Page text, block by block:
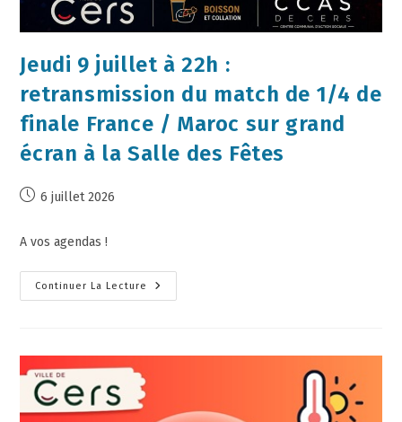
Jeudi 9 juillet à 22h :
retransmission du match de 1/4 de
finale France / Maroc sur grand
écran à la Salle des Fêtes
6 juillet 2026
A vos agendas !
Continuer La Lecture